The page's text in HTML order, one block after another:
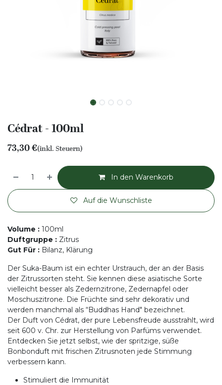
Cédrat - 100ml
73,30€(inkl. Steuern)
In den Warenkorb
Auf die Wunschliste
Volume : 100ml
Duftgruppe : Zitrus
Gut Für : Bilanz, Klärung
Der Suka-Baum ist ein echter Urstrauch, der an der Basis
der Zitrussorten steht. Sie kennen diese asiatische Sorte
vielleicht besser als Zedernzitrone, Zedernapfel oder
Moschuszitrone. Die Früchte sind sehr dekorativ und
werden manchmal als “Buddhas Hand" bezeichnet.
Der Duft von Cédrat, der pure Lebensfreude ausstrahlt, wird
seit 600 v. Chr. zur Herstellung von Parfüms verwendet.
Entdecken Sie jetzt selbst, wie der spritzige, süße
Bonbonduft mit frischen Zitrusnoten jede Stimmung
verbessern kann.
Stimuliert die Immunität